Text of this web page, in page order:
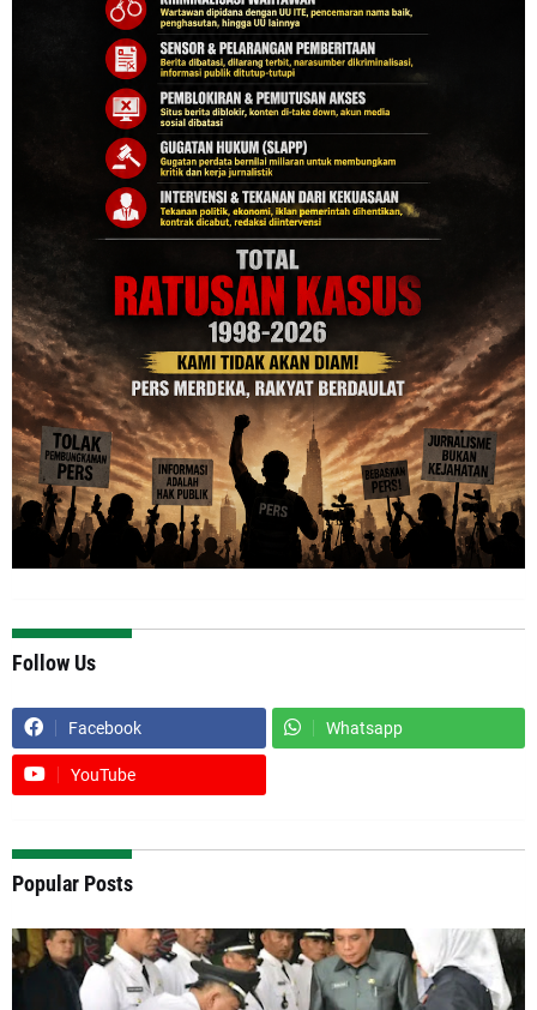
Follow Us
Facebook Whatsapp
YouTube
Popular Posts